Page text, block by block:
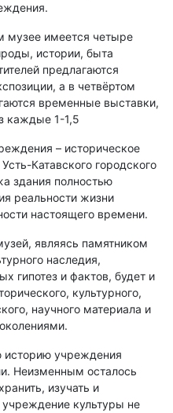
имеется четыре
истории, быта
предлагаются
а в четвёртом
временные выставки,
каждые 1-1,5
– историческое
Катавского городского
здания полностью
реальности жизни
настоящего времени.
являясь памятником
наследия,
гипотез и фактов, будет и
культурного,
научного материала и
учреждения
Неизменным осталось
изучать и
культуры не